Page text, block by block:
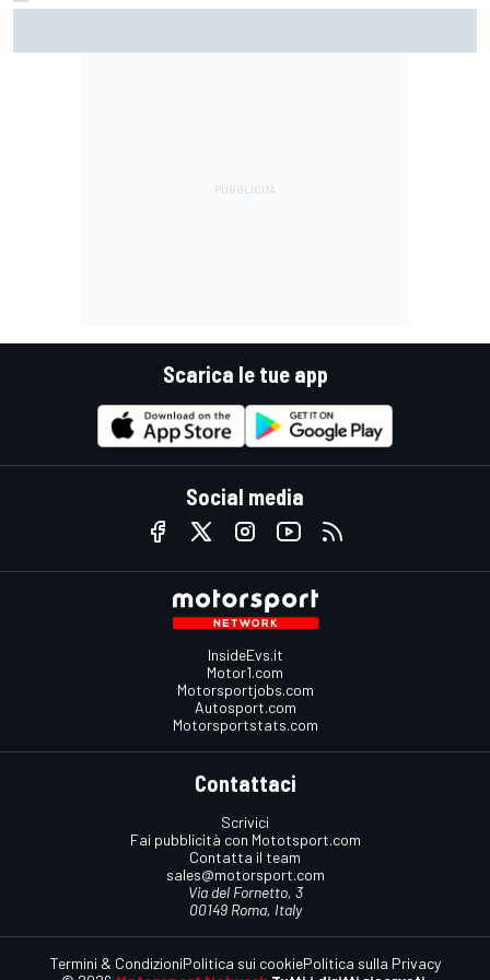
Scarica le tue app
Social media
InsideEvs.it
Motor1.com
Motorsportjobs.com
Autosport.com
Motorsportstats.com
Contattaci
Scrivici
Fai pubblicità con Mototsport.com
Contatta il team
sales@motorsport.com
Via del Fornetto, 3
00149 Roma, Italy
Termini & CondizioniPolitica sui cookiePolitica sulla Privacy